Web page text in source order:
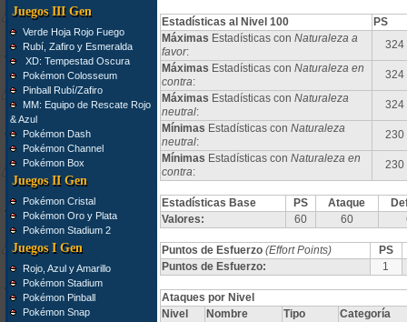
Juegos III Gen
Verde Hoja Rojo Fuego
Rubí, Zafiro y Esmeralda
XD: Tempestad Oscura
Pokémon Colosseum
Pinball Rubí/Zafiro
MM: Equipo de Rescate Rojo
& Azul
Pokémon Dash
Pokémon Channel
Pokémon Box
Juegos II Gen
Pokémon Cristal
Pokémon Oro y Plata
Pokémon Stadium 2
Juegos I Gen
Rojo, Azul y Amarillo
Pokémon Stadium
Pokémon Pinball
Pokémon Snap
Estadísticas al Nivel 100
PS
Máximas Estadísticas con Naturaleza a
favor:
324
Máximas Estadísticas con Naturaleza en
contra:
324
Máximas Estadísticas con Naturaleza
neutral:
324
Mínimas Estadísticas con Naturaleza
neutral:
230
Mínimas Estadísticas con Naturaleza en
contra:
230
Estadísticas Base PS Ataque
Valores:
60 60
Puntos de Esfuerzo (Effort Points)
PS
Puntos de Esfuerzo:
1
Ataques por Nivel
Nivel
Nombre Tipo
Categoría